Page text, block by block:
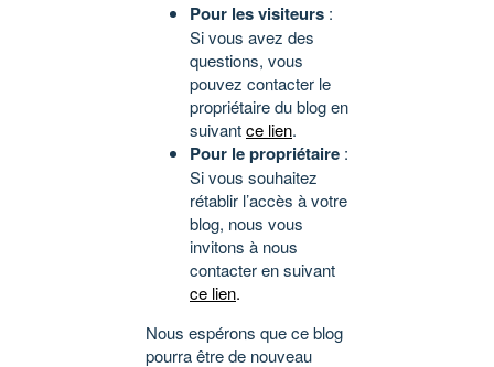
Pour les visiteurs :
Si vous avez des
questions, vous
pouvez contacter le
propriétaire du blog en
suivantce lien.
Pour le propriétaire :
Si vous souhaitez
rétablir l’accès à votre
blog, nous vous
invitons à nous
contacter en suivant
ce lien.
Nous espérons que ce blog
pourra être de nouveau